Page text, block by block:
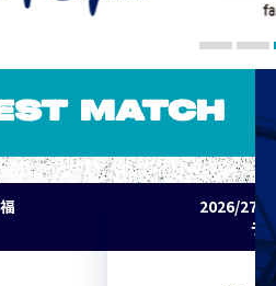
MATCH
2026/27
ラ